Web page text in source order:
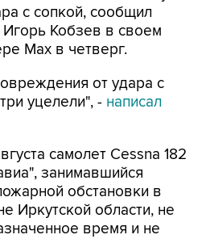
с сопкой, сообщил
Игорь Кобзев в своем
Мах в четверг.
от удара с
уцелели", - написал
самолет Cessna 182
занимавшийся
обстановки в
Иркутской области, не
время и не